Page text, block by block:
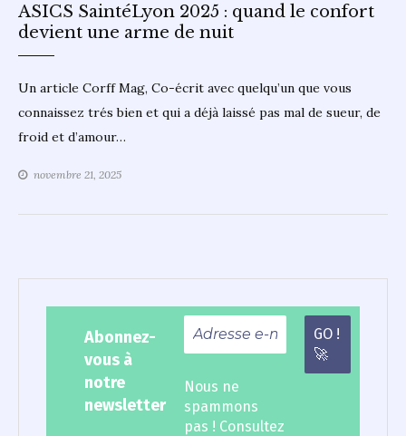
ASICS SaintéLyon 2025 : quand le confort
devient une arme de nuit
Un article Corff Mag, Co-écrit avec quelqu’un que vous
connaissez trés bien et qui a déjà laissé pas mal de sueur, de
froid et d’amour…
novembre 21, 2025
Abonnez-
vous à
notre
newsletter
Nous ne
spammons
pas ! Consultez